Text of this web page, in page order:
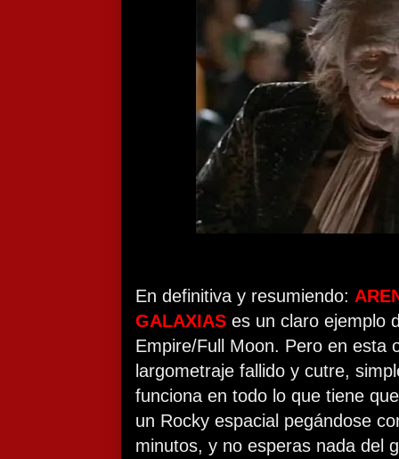
En definitiva y resumiendo:
GALAXIAS es un claro ejemplo
Empire/Full Moon. Pero en esta
largometraje fallido y cutre,
funciona en todo lo que tiene
un Rocky espacial pegándose
minutos, y no esperas nada del